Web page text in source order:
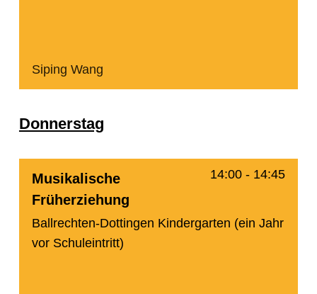
Siping Wang
Donnerstag
14:00 - 14:45
Musikalische
Früherziehung
Ballrechten-Dottingen Kindergarten (ein Jahr
vor Schuleintritt)